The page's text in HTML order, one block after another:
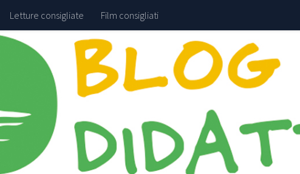
Letture consigliate Film consigliati